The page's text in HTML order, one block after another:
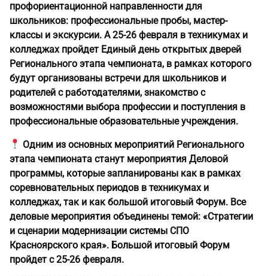
профориентационной направленности для
школьников: профессиональные пробы, мастер-
классы и экскурсии. А 25-26 февраля в техникумах и
колледжах пройдет Единый день открытых дверей
Регионального этапа чемпионата, в рамках которого
будут организованы встречи для школьников и
родителей с работодателями, знакомство с
возможностями выбора профессии и поступления в
профессиональные образовательные учреждения.
Одним из основных мероприятий Регионального
этапа чемпионата станут мероприятия Деловой
программы, которые запланированы как в рамках
соревновательных периодов в техникумах и
колледжах, так и как большой итоговый Форум. Все
деловые мероприятия объединены темой: «Стратегии
и сценарии модернизации системы СПО
Красноярского края». Большой итоговый Форум
пройдет с 25-26 февраля.